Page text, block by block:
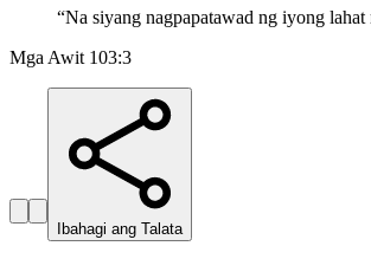
“Na siyang nagpapatawad ng iyong
Mga Awit 103:3
Ibahagi ang Talata